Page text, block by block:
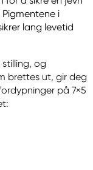
i
lang levetid
stilling, og
brettes ut, gir deg
på 7×5